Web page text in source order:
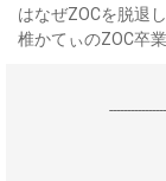
はなぜZOCを脱退
椎かてぃのZOC卒